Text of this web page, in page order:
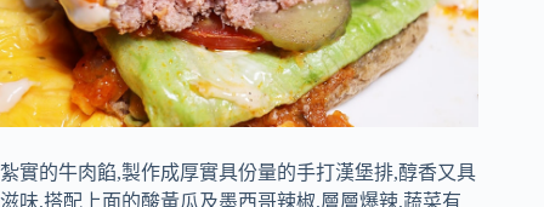
紮實的牛肉餡,製作成厚實具份量的手打漢堡排,醇香又具
滋味,搭配上面的酸黃瓜及墨西哥辣椒,層層爆辣,蔬菜有